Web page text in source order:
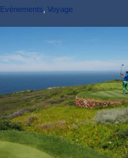
Evènements Voyage